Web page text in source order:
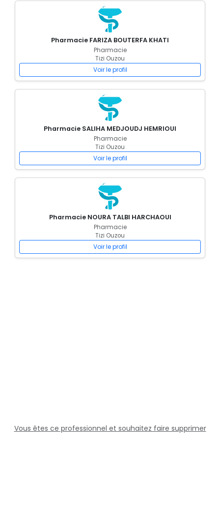
Pharmacie FARIZA BOUTERFA KHATI
Pharmacie
Tizi Ouzou
Voir le profil
Pharmacie SALIHA MEDJOUDJ HEMRIOUI
Pharmacie
Tizi Ouzou
Voir le profil
Pharmacie NOURA TALBI HARCHAOUI
Pharmacie
Tizi Ouzou
Voir le profil
Vous êtes ce professionnel et souhaitez faire supprimer